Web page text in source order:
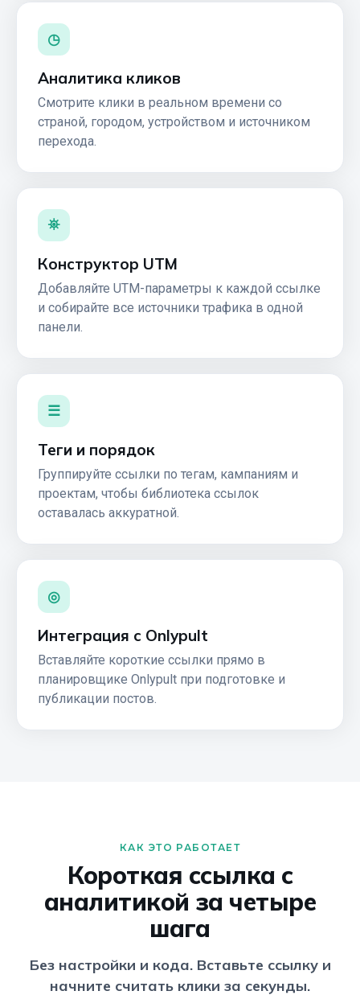
◷
Аналитика кликов
Смотрите клики в реальном времени со
страной, городом, устройством и источником
перехода.
⛯
Конструктор UTM
Добавляйте UTM-параметры к каждой ссылке
и собирайте все источники трафика в одной
панели.
☰
Теги и порядок
Группируйте ссылки по тегам, кампаниям и
проектам, чтобы библиотека ссылок
оставалась аккуратной.
◎
Интеграция с Onlypult
Вставляйте короткие ссылки прямо в
планировщике Onlypult при подготовке и
публикации постов.
КАК ЭТО РАБОТАЕТ
Короткая ссылка с
аналитикой за четыре
шага
Без настройки и кода. Вставьте ссылку и
начните считать клики за секунды.